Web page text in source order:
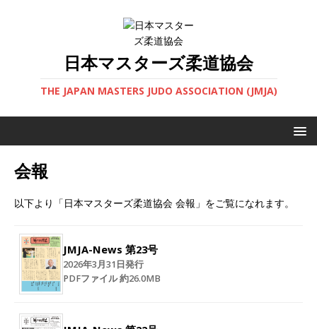
日本マスターズ柔道協会
THE JAPAN MASTERS JUDO ASSOCIATION (JMJA)
会報
以下より「日本マスターズ柔道協会 会報」をご覧になれます。
JMJA-News 第23号
2026年3月31日発行
PDFファイル 約26.0MB